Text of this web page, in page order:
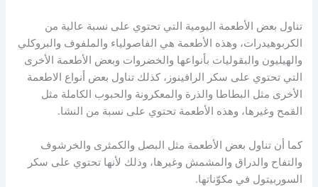
تناول بعض الأطعمة اليومية التي تحتوي على نسبة عالية من
الكربوهيدرات، وهذه الأطعمة هي الفاصولياء والملفوف والبروكلي
والهيليون والبقوليات بأنواعها والخضروات وبعض الأطعمة الأخرى
التي تحتوي على سكر الرافينوز، كذلك تناول بعض أنواع الاطعمة
الأخرى مثل البطاطا والذرة والمعكرونة والحبوب الكاملة مثل
القمح وغيرها، وهذه الأطعمة تحتوي على نسبة من النشا.
كما أن تناول بعض الأطعمة مثل البصل والكمثرى والخرشوف
والتفاح والدراق والمشمش وغيرها، وذلك لأنها تحتوي على سكر
السوربيتول في مكوّناتها.